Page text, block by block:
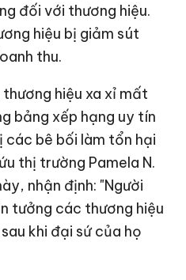
đối với thương hiệu.
hiệu bị giảm sút
thu.
hiệu xa xỉ mất
bảng xếp hạng uy tín
các bê bối làm tổn hại
thị trường Pamela N.
nhận định: "Người
tưởng các thương hiệu
khi đại sứ của họ